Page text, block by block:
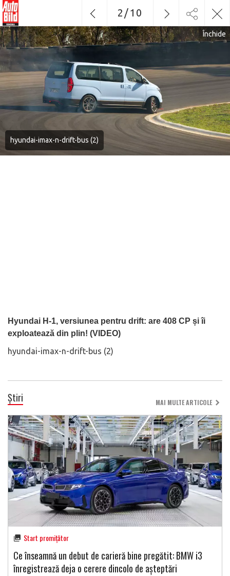
hyundai-imax-n-drift-bus (2)
Hyundai H-1, versiunea pentru drift: are 408 CP și îi
exploatează din plin! (VIDEO)
hyundai-imax-n-drift-bus (2)
Închide
2 /10
Știri MAI MULTE ARTICOLE
Start promițător
Ce înseamnă un debut de carieră bine pregătit: BMW i3
înregistrează deja o cerere dincolo de așteptări